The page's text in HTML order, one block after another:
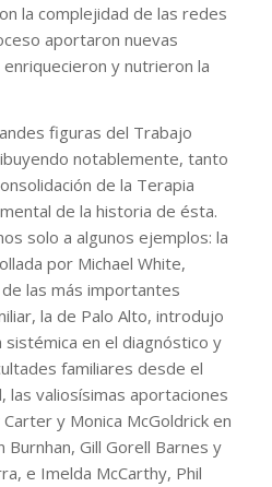
la complejidad de las redes
aportaron nuevas
y nutrieron la
figuras del Trabajo
notablemente, tanto
de la Terapia
de la historia de ésta.
solo a algunos ejemplos: la
por Michael White,
las más importantes
la de Palo Alto, introdujo
sistémica en el diagnóstico y
familiares desde el
las valiosísimas aportaciones
y Monica McGoldrick en
Burnhan, Gill Gorell Barnes y
e Imelda McCarthy, Phil